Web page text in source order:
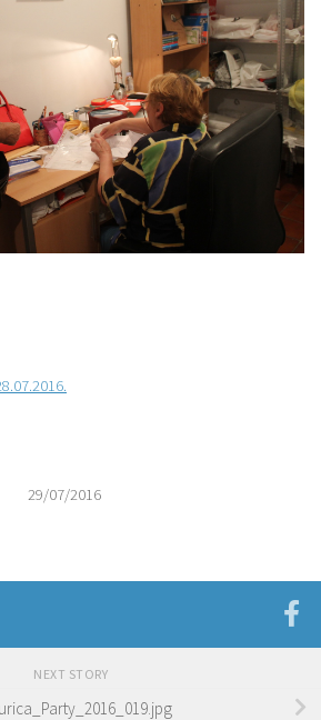
29/07/2016
NEXT STORY